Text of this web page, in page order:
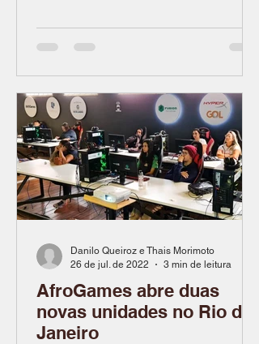
AfroGames abre duas
novas unidades no Rio de
Janeiro
Danilo Queiroz e Thais Morimoto
26 de jul. de 2022
3 min de leitura